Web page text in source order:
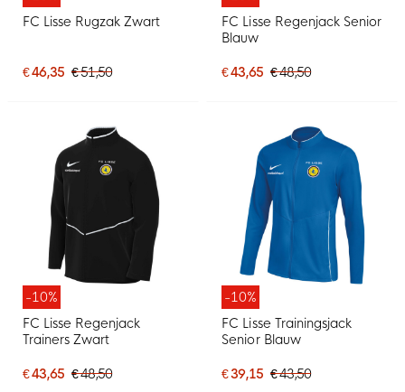
FC Lisse Rugzak Zwart
€ 46,35 € 51,50
FC Lisse Regenjack Senior
Blauw
€ 43,65 € 48,50
-10%
FC Lisse Regenjack
Trainers Zwart
€ 43,65 € 48,50
-10%
FC Lisse Trainingsjack
Senior Blauw
€ 39,15 € 43,50